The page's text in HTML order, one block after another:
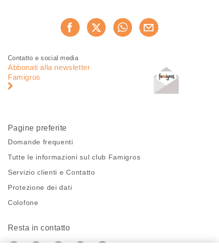
Consiglia ora
Piè
pagina
Navigazione
pagina
Contatto e social media
Abbonati alla newsletter
Famigros
Pagine preferite
Domande frequenti
Tutte le informazioni sul club Famigros
Servizio clienti e Contatto
Protezione dei dati
Colofone
Resta in contatto
https://twitter.com/migros?
https://www.youtube.com/user/
PinterestInstagram